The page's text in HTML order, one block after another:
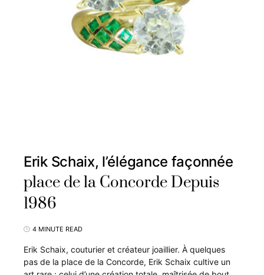
Erik Schaix, l’élégance façonnée
place de la Concorde Depuis
1986
4 MINUTE READ
Erik Schaix, couturier et créateur joaillier. À quelques
pas de la place de la Concorde, Erik Schaix cultive un